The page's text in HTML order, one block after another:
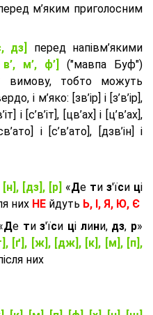
м’яким приголосним
дз]
перед напівм’якими
в’, м’, ф’]
("мавпа Буф")
вимову, тобто можуть
і м’яко: [зв’ір] і [з’в’ір],
і [с’в’іт], [цв’ах] і [ц’в’ах],
і [с’в’ато], [дзв’iн] і
[дз], [р] «Де ти з'їси ці
них НЕ йдуть Ь, І, Я, Ю, Є
Де тиз'їси ці лини, дз, р»
[ґ], [ж], [дж], [к], [м], [п],
них